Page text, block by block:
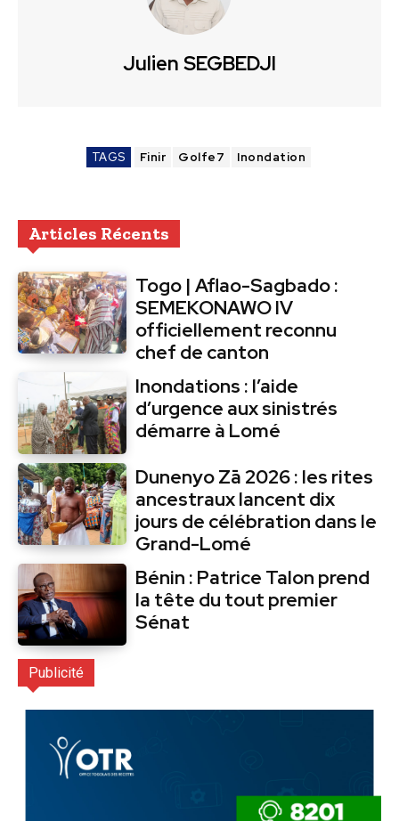
Julien SEGBEDJI
TAGS Finir Golfe7 Inondation
Articles Récents
Togo | Aflao-Sagbado :
SEMEKONAWO IV
officiellement reconnu
chef de canton
Inondations : l’aide
d’urgence aux sinistrés
démarre à Lomé
Dunenyo Zā 2026 : les rites
ancestraux lancent dix
jours de célébration dans le
Grand-Lomé
Bénin : Patrice Talon prend
la tête du tout premier
Sénat
Publicité